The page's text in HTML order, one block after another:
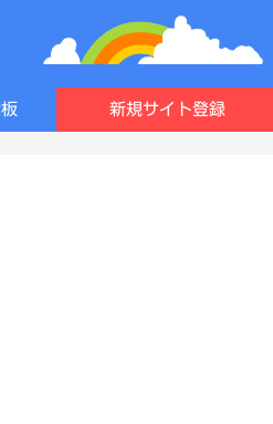
新規サイト登録